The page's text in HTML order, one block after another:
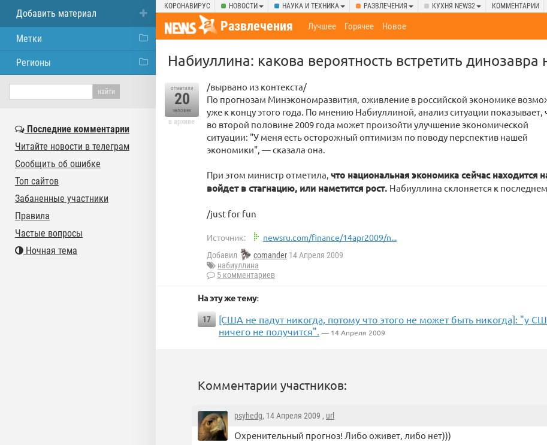
КОРОНАВИРУС НОВОСТИ НАУКА И ТЕХНИКА РАЗВЛЕЧЕНИЯ КУХНЯ NEWS2 КОММЕНТАРИИ
Развлечения Лучшее Горячее Новое
Набиуллина: какова вероятность встретить динозавра
отметили
20
человек
в архиве
/вырвано из контекста/
По прогнозам Минэкономразвития, оживление в российской экономике
уже к концу этого года. По мнению Набиуллиной, анализ ситуации показывает,
во второй половине 2009 года может произойти улучшение экономической
ситуации: "У меня есть осторожный оптимизм по поводу перспектив нашей
экономики", — сказала она.
При этом министр отметила, что национальная экономика сейчас находится
войдет в стагнацию, или наметится рост. Набиуллина склоняется к
/just for fun
Источник: newsru.com/finance/14apr2009/n...
Добавил comander 14 Апреля 2009
набиуллина
5 комментариев
На эту же тему:
17
[CША не падут никогда, потому что этого не может быть никогда]: "у
ничего не получится". — 14 Апреля 2009
Комментарии участников:
psyhedg, 14 Апреля 2009 , url
Охренительный прогноз! Либо оживет, либо нет)))
Добавить материал
Метки
Регионы
Последние комментарии
Читайте новости в телеграм
Сообщить об ошибке
Топ сайтов
Забаненные участники
Правила
Частые вопросы
Ночная тема